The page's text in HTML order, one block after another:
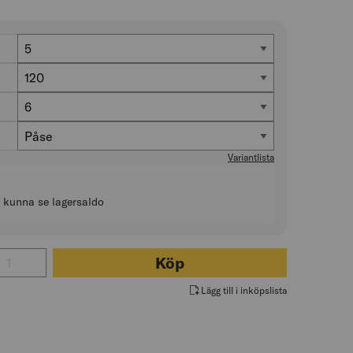
Diameter (mm)
5
Längd (mm)
120
Antal i förp. (st)
6
Förpackning
Påse
Variantlista
se lagersaldo
för TRÄSKRUV TFT C4 JETTINGKöp
Lägg till i inköpslista